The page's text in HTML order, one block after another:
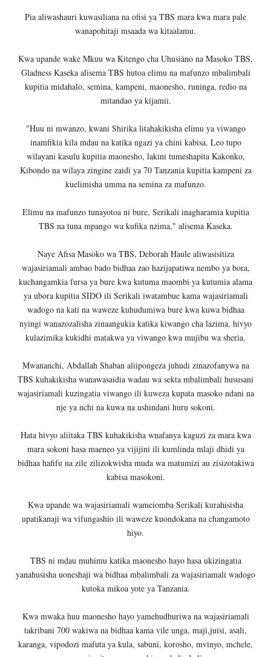
Pia aliwashauri kuwasiliana na ofisi ya TBS mara kwa mara pale
wanapohitaji msaada wa kitaalamu.
Kwa upande wake Mkuu wa Kitengo cha Uhusiàno na Masoko TBS,
Gladness Kaseka alisema TBS hutoa elimu na mafunzo mbalimbali
kupitia midahalo, semina, kampeni, maonesho, runinga, redio na
mitandao ya kijamii.
"Huu ni mwanzo, kwani Shirika litahakikisha elimu ya viwango
inamfikia kila mdau na katika ngazi ya chini kabisa. Leo tupo
wilayani kasulu kupitia maonesho, lakini tumeshapita Kakonko,
Kibondo na wilaya zingine zaidi ya 70 Tanzania kupitia kampeni za
kuelimisha umma na semina za mafunzo.
Elimu na mafunzo tunayotoa ni bure, Serikali inagharamia kupitia
TBS na tuna mpango wa kufika nzima," alisema Kaseka.
Naye Afisa Masoko wa TBS, Deborah Haule aliwasisitiza
wajasiriamali ambao bado bidhaa zao hazijapatiwa nembo ya bora,
kuchangamkia fursa ya bure kwa kutuma maombi ya kutumia alama
ya ubora kupitia SIDO ili Serikali iwatambue kama wajasiriamali
wadogo na kati na waweze kuhudumiwa bure kwa kuwa bidhaa
nyingi wanazozalisha zinaangukia katika kiwango cha lazima, hivyo
kulazimika kukidhi matakwa ya viwango kwa mujibu wa sheria.
Mwananchi, Abdallah Shaban aliipongeza juhudi zinazofanywa na
TBS kuhakikisha wanawasaidia wadau wa sekta mbalimbali hususani
wajasiriamali kuzingatia viwango ili kuweza kupata masoko ndani na
nje ya nchi na kuwa na ushindani huru sokoni.
Hata hivyo aliitaka TBS kuhakikisha wnafanya kaguzi za mara kwa
mara sokoni hasa maeneo ya vijijini ili kumlinda mlaji dhidi ya
bidhaa hafifu na zile zilizokwisha muda wa matumizi au zisizotakiwa
kabisa masokoni.
Kwa upande wa wajasiriamali wameiomba Serikali kurahisisha
upatikanaji wa vifungashio ili waweze kuondokana na changamoto
hiyo.
TBS ni mdau muhimu katika maonesho hayo hasa ukizingatia
yanahusisha uoneshaji wa bidhaa mbalimbali za wajasiriamali wadogo
kutoka mikoa yote ya Tanzania.
Kwa mwaka huu maonesho hayo yamehudhuriwa na wajasiriamali
takribani 700 wakiwa na bidhaa kama vile unga, maji,juisi, asali,
karanga, vipodozi mafuta ya kula, sabuni, korosho, mvinyo, mchele,